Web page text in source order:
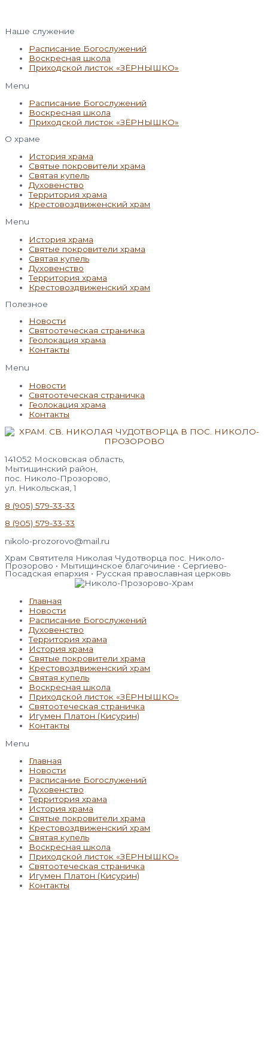
Наше служение
Расписание Богослужений
Воскресная школа
Приходской листок «ЗЁРНЫШКО»
Menu
Расписание Богослужений
Воскресная школа
Приходской листок «ЗЁРНЫШКО»
О храме
История храма
Святые покровители храма
Святая купель
Духовенство
Территория храма
Крестовоздвиженский храм
Menu
История храма
Святые покровители храма
Святая купель
Духовенство
Территория храма
Крестовоздвиженский храм
Полезное
Новости
Святоотеческая страничка
Геолокация храма
Контакты
Menu
Новости
Святоотеческая страничка
Геолокация храма
Контакты
141052 Московская область,
Мытищинский район,
пос. Николо-Прозорово,
ул. Никольская, 1
8 (905) 579-33-33
8 (905) 579-33-33
nikolo-prozorovo@mail.ru
Храм Святителя Николая Чудотворца пос. Николо-
Прозорово • Мытищинское благочиние • Сергиево-
Посадская епархия • Русская православная церковь
Главная
Новости
Расписание Богослужений
Духовенство
Территория храма
История храма
Святые покровители храма
Крестовоздвиженский храм
Святая купель
Воскресная школа
Приходской листок «ЗЁРНЫШКО»
Святоотеческая страничка
Игумен Платон (Кисурин)
Контакты
Menu
Главная
Новости
Расписание Богослужений
Духовенство
Территория храма
История храма
Святые покровители храма
Крестовоздвиженский храм
Святая купель
Воскресная школа
Приходской листок «ЗЁРНЫШКО»
Святоотеческая страничка
Игумен Платон (Кисурин)
Контакты